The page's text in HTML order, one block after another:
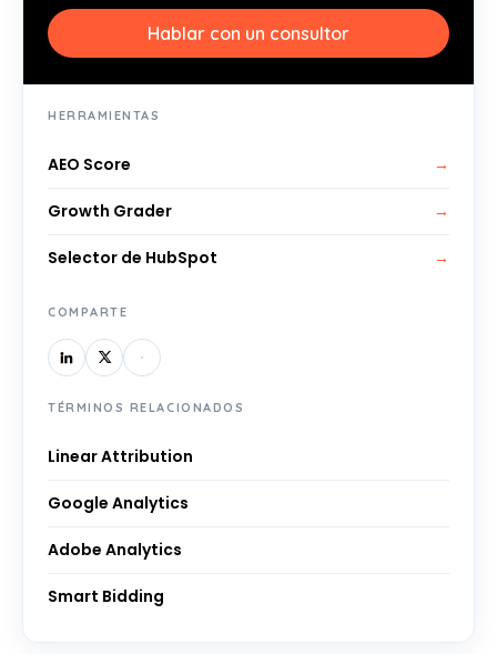
Hablar con un consultor
HERRAMIENTAS
AEO Score →
Growth Grader →
Selector de HubSpot →
COMPARTE
TÉRMINOS RELACIONADOS
Linear Attribution
Google Analytics
Adobe Analytics
Smart Bidding